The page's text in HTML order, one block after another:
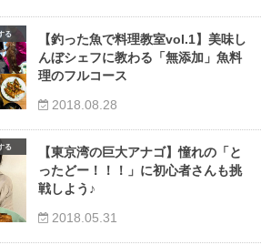
る
【釣った魚で料理教室vol.1】美味し
んぼシェフに教わる「無添加」魚料
理のフルコース
2018.08.28
る
【東京湾の巨大アナゴ】憧れの「と
ったどー！！！」に初心者さんも挑
戦しよう♪
2018.05.31